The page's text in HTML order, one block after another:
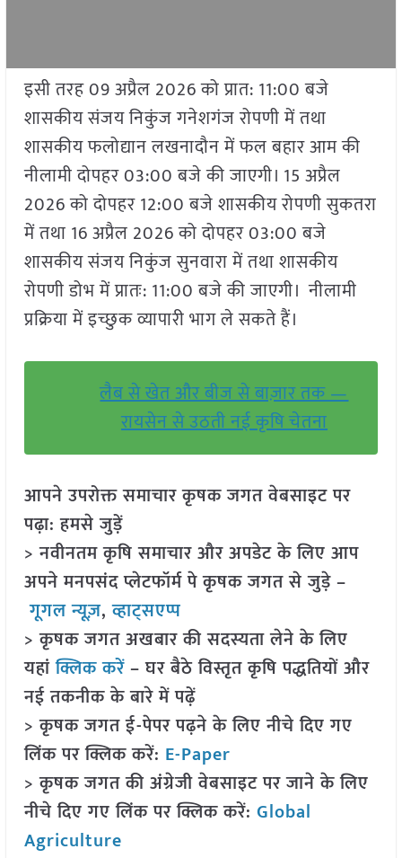
इसी तरह 09 अप्रैल 2026 को प्रात: 11:00 बजे
शासकीय संजय निकुंज गनेशगंज रोपणी में तथा
शासकीय फलोद्यान लखनादौन में फल बहार आम की
नीलामी दोपहर 03:00 बजे की जाएगी। 15 अप्रैल
2026 को दोपहर 12:00 बजे शासकीय रोपणी सुकतरा
में तथा 16 अप्रैल 2026 को दोपहर 03:00 बजे
शासकीय संजय निकुंज सुनवारा में तथा शासकीय
रोपणी डोभ में प्रातः: 11:00 बजे की जाएगी। नीलामी
प्रक्रिया में इच्छुक व्यापारी भाग ले सकते हैं।
लैब से खेत और बीज से बाज़ार तक —
रायसेन से उठती नई कृषि चेतना
आपने उपरोक्त समाचार कृषक जगत वेबसाइट पर
पढ़ा: हमसे जुड़ें
> नवीनतम कृषि समाचार और अपडेट के लिए आप
अपने मनपसंद प्लेटफॉर्म पे कृषक जगत से जुड़े –
गूगल न्यूज़,व्हाट्सएप्प
> कृषक जगत अखबार की सदस्यता लेने के लिए
यहांक्लिक करें– घर बैठे विस्तृत कृषि पद्धतियों और
नई तकनीक के बारे में पढ़ें
> कृषक जगत ई-पेपर पढ़ने के लिए नीचे दिए गए
लिंक पर क्लिक करें: E-Paper
> कृषक जगत की अंग्रेजी वेबसाइट पर जाने के लिए
नीचे दिए गए लिंक पर क्लिक करें: Global
Agriculture